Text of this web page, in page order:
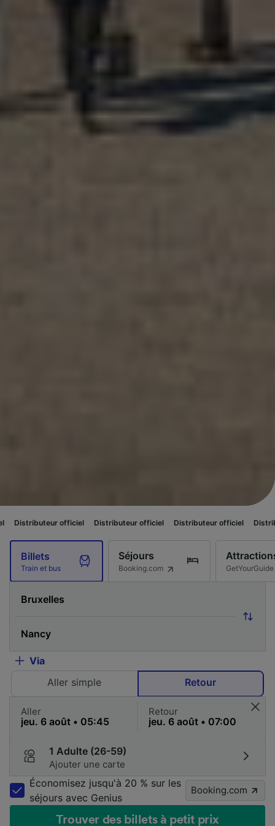
officiel Distributeur officiel Distributeur officiel Distributeur officiel
Billets
Train et bus
Séjours
Booking.com GetYourGuide
Via
Aller simple
Retour
Aller Retour
1 Adulte (26-59)
Ajouter une carte
Économisez jusqu'à 20 % sur les
séjours avec Genius
Booking.com
Trouver des billets à petit prix